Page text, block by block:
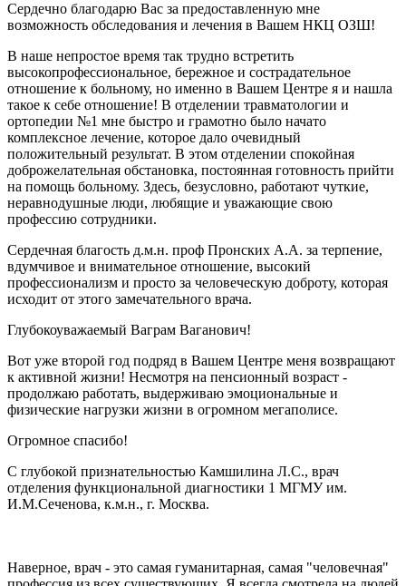
Сердечно благодарю Вас за предоставленную мне
возможность обследования и лечения в Вашем НКЦ ОЗШ!
В наше непростое время так трудно встретить
высокопрофессиональное, бережное и сострадательное
отношение к больному, но именно в Вашем Центре я и нашла
такое к себе отношение! В отделении травматологии и
ортопедии №1 мне быстро и грамотно было начато
комплексное лечение, которое дало очевидный
положительный результат. В этом отделении спокойная
доброжелательная обстановка, постоянная готовность прийти
на помощь больному. Здесь, безусловно, работают чуткие,
неравнодушные люди, любящие и уважающие свою
профессию сотрудники.
Сердечная благость д.м.н. проф Пронских А.А. за терпение,
вдумчивое и внимательное отношение, высокий
профессионализм и просто за человеческую доброту, которая
исходит от этого замечательного врача.
Глубокоуважаемый Ваграм Ваганович!
Вот уже второй год подряд в Вашем Центре меня возвращают
к активной жизни! Несмотря на пенсионный возраст -
продолжаю работать, выдерживаю эмоциональные и
физические нагрузки жизни в огромном мегаполисе.
Огромное спасибо!
С глубокой признательностью Камшилина Л.С., врач
отделения функциональной диагностики 1 МГМУ им.
И.М.Сеченова, к.м.н., г. Москва.
Наверное, врач - это самая гуманитарная, самая "человечная"